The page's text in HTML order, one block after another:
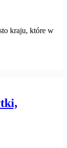
kraju, które w